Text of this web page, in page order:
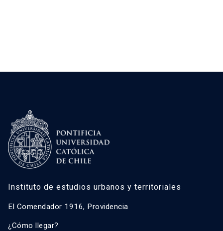
Instituto de estudios urbanos y territoriales
El Comendador 1916, Providencia
¿Cómo llegar?